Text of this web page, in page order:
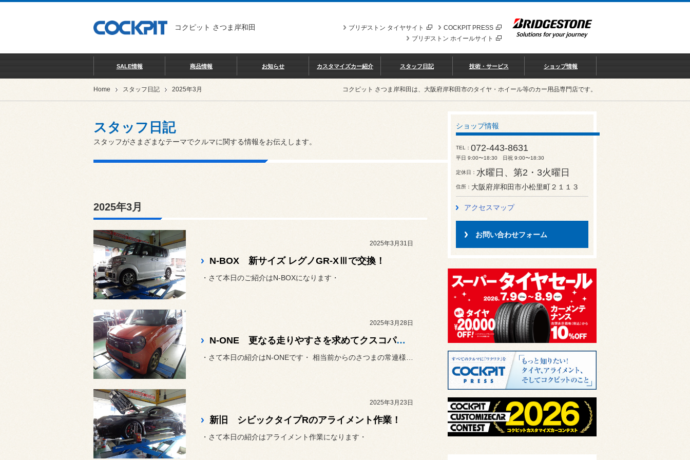
コクピット さつま岸和田 COCKPIT PRESS
ブリヂストン タイヤサイト
ブリヂストン ホイールサイト
SALE情報 商品情報 お知らせ カスタマイズカー紹介 スタッフ日記 技術・サービス ショップ情報
Home スタッフ日記 2025年3月 コクピット さつま岸和田は、大阪府岸和田市のタイヤ・ホイール等のカー用品専門店です。
スタッフ日記
スタッフがさまざまなテーマでクルマに関する情報をお伝えします。
2025年3月
2025年3月31日
N-BOX 新サイズ レグノGR-XⅢで交換！
・さて本日のご紹介はN-BOXになります・
2025年3月28日
N-ONE 更なる走りやすさを求めてクスコパーツを取り付け！
2025年3月23日
新旧 シビックタイプRのアライメント作業！
・さて本日の紹介はアライメント作業になります・
ショップ情報
TEL 072-443-8631
平日 9:00〜18:30 日祝 9:00〜18:30
定休日 水曜日、第2・3火曜日
住所 大阪府岸和田市小松里町２１１３
アクセスマップ
お問い合わせフォーム